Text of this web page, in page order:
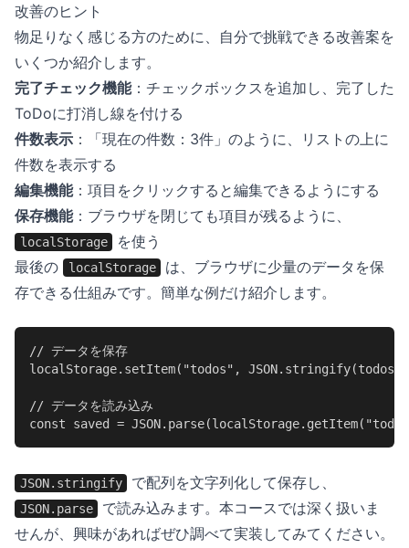
改善のヒント
物足りなく感じる方のために、自分で挑戦できる改善案を
いくつか紹介します。
完了チェック機能：チェックボックスを追加し、完了した
ToDoに打消し線を付ける
件数表示 ：「現在の件数：3件」のように、リストの上に
件数を表示する
編集機能：項目をクリックすると編集できるようにする
保存機能：ブラウザを閉じても項目が残るように、
localStorage
を使う
最後の
localStorage
は、ブラウザに少量のデータを保
存できる仕組みです。簡単な例だけ紹介します。
// データを保存
localStorage.setItem("todos",
// データを読み込み
const saved =
JSON.stringify で配列を文字列化して保存し、
JSON.parse
で読み込みます。本コースでは深く扱いま
せんが、興味があればぜひ調べて実装してみてください。